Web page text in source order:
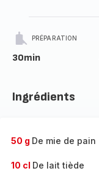
PRÉPARATION
30min
Ingrédients
50 g De mie de pain
10 cl De lait tiède